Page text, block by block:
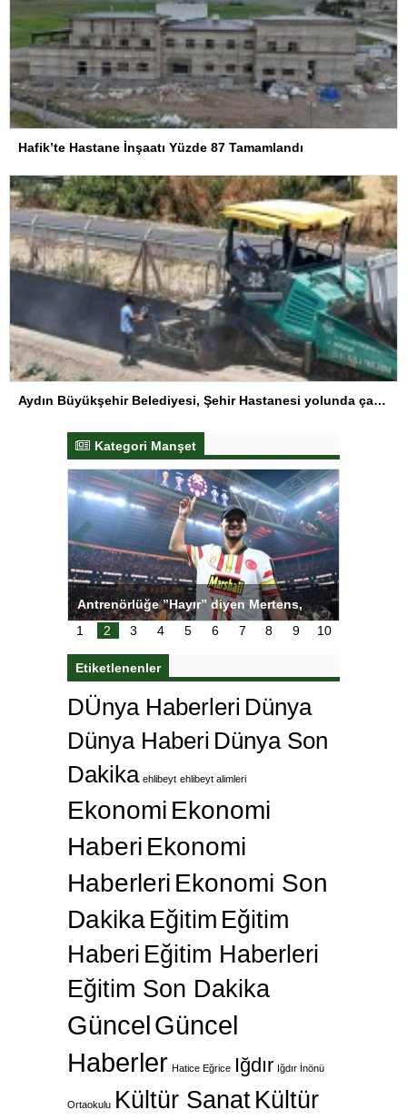
Hafik’te Hastane İnşaatı Yüzde 87 Tamamlandı
Aydın Büyükşehir Belediyesi, Şehir Hastanesi yolunda çalışmalarını sürdürüyor
Kategori Manşet
Salihli Sporcuları Kuraş’ta Gururlandırdı
1 2 3 4 5 6 7 8 9 10
Etiketlenenler
DÜnya Haberleri Dünya
Dünya Haberi Dünya Son
Dakika ehlibeyt ehlibeyt alimleri
Ekonomi Ekonomi
Haberi Ekonomi
Haberleri Ekonomi Son
Dakika Eğitim Eğitim
Haberi Eğitim Haberleri
Eğitim Son Dakika
GüncelGüncel
Haberler Hatice Eğrice Iğdır Iğdır İnönü
Ortaokulu Kültür SanatKültür